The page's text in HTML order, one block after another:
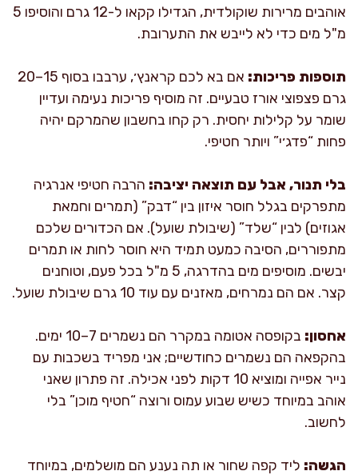
אוהבים מרירות שוקולדית, הגדילו קקאו ל-12 גרם והוסיפו 5
מ"ל מים כדי לא לייבש את התערובת.
תוספות פריכות:
אם בא לכם קראנץ׳, ערבבו בסוף 15–20
גרם פצפוצי אורז טבעיים. זה מוסיף פריכות נעימה ועדיין
שומר על קלילות יחסית. רק קחו בחשבון שהמרקם יהיה
פחות “פדג׳י” ויותר חטיפי.
בלי תנור, אבל עם תוצאה יציבה: הרבה חטיפי אנרגיה
מתפרקים בגלל חוסר איזון בין “דבק” (תמרים וחמאת
אגוזים) לבין “שלד” (שיבולת שועל). אם הכדורים שלכם
מתפוררים, הסיבה כמעט תמיד היא חוסר לחות או תמרים
יבשים. מוסיפים מים בהדרגה, 5 מ"ל בכל פעם, וטוחנים
קצר. אם הם נמרחים, מאזנים עם עוד 10 גרם שיבולת שועל.
אחסון:
בקופסה אטומה במקרר הם נשמרים 7–10 ימים.
בהקפאה הם נשמרים כחודשיים; אני מפריד בשכבות עם
נייר אפייה ומוציא 10 דקות לפני אכילה. זה פתרון שאני
אוהב במיוחד כשיש שבוע עמוס ורוצה “חטיף מוכן” בלי
לחשוב.
הגשה: ליד קפה שחור או תה נענע הם מושלמים, במיוחד